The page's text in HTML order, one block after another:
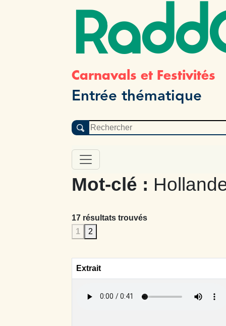
Carnavals et Festivités
Entrée thématique
Mot-clé :
17 résultats trouvés
1
2
Extrait